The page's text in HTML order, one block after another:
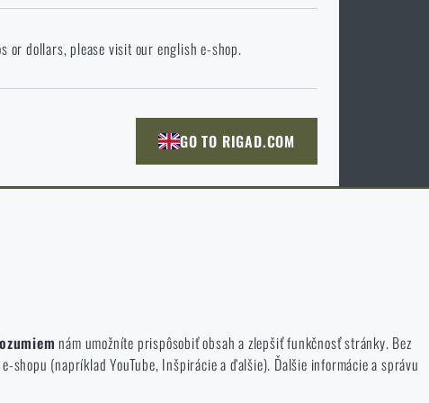
teda zostať tu, alebo prejsť na hlavnú stránku
PREJDEM NA HLAVNÚ STRÁNKU
PREJSŤ DO KOŠÍKA
ROZUMIEM, POKRAČOVAŤ
or dollars, please visit our english e-shop.
GO TO RIGAD.COM
nám umožníte prispôsobiť obsah a zlepšiť funkčnosť stránky. Bez
shopu (napríklad YouTube, Inšpirácie a ďalšie). Ďalšie informácie a správu
Pomáhajú nám lepšie pochopiť, čo sa našim zákazníkom páči a kam by
a aby sa náš obchod mohol neustále rozvíjať a zlepšovať.